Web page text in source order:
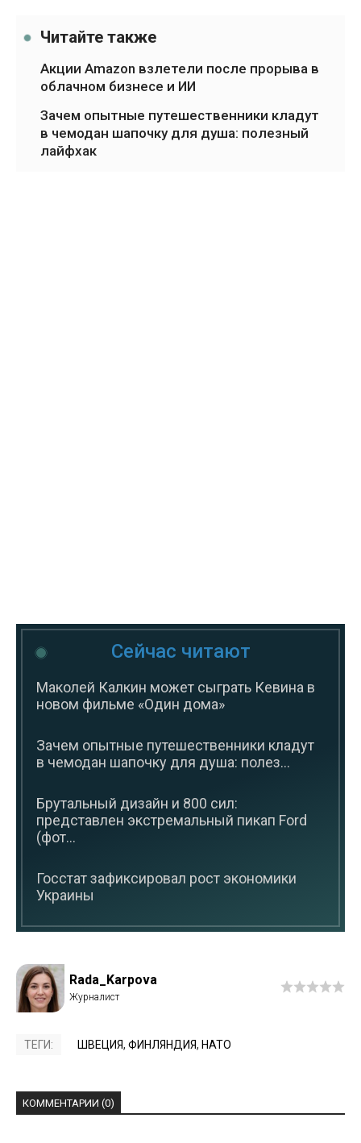
Читайте также
Акции Amazon взлетели после прорыва в
облачном бизнесе и ИИ
Зачем опытные путешественники кладут
в чемодан шапочку для душа: полезный
лайфхак
Сейчас читают
Маколей Калкин может сыграть Кевина в
новом фильме «Один дома»
Зачем опытные путешественники кладут
в чемодан шапочку для душа: полез...
Брутальный дизайн и 800 сил:
представлен экстремальный пикап Ford
(фот...
Госстат зафиксировал рост экономики
Украины
Rada_Karpova
ТЕГИ: ШВЕЦИЯ, ФИНЛЯНДИЯ, НАТО
КОММЕНТАРИИ (0)